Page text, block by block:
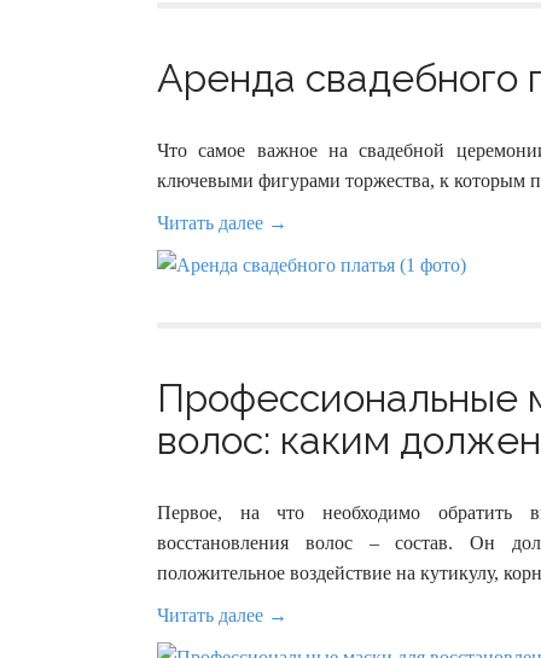
Аренда свадебного
Что самое важное на свадебной
ключевыми фигурами торжества, к которым
Читать далее →
Профессиональные
волос: каким
Первое, на что необходимо обратить
восстановления волос – состав. Он
положительное воздействие на кутикулу,
Читать далее →